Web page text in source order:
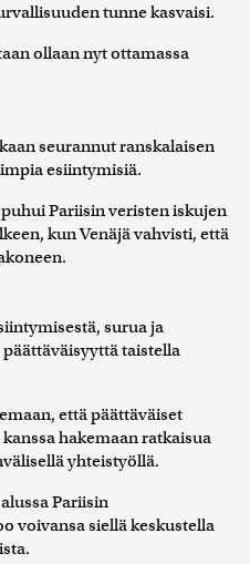
tunne kasvaisi.
ollaan nyt ottamassa
seurannut ranskalaisen
esiintymisiä.
puhui Pariisin veristen iskujen
kun Venäjä vahvisti, että
surua ja
taistella
että päättäväiset
hakemaan ratkaisua
yhteistyöllä.
Pariisin
voivansa siellä keskustella